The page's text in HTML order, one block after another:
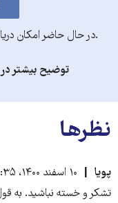
.در حال حاضر امکان
توضیح بیشتر در
نظرها
پویا
۱۰ اسفند ۱۴۰۰، ۱۹:۳۵
تشکر و خسته نباشید. به